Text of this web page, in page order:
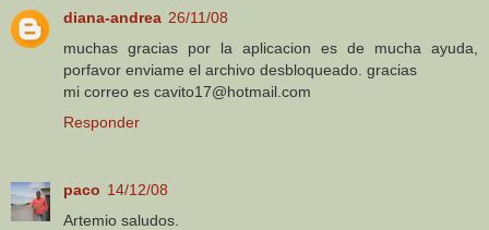
diana-andrea 26/11/08
muchas gracias por la aplicacion es de mucha ayuda,
porfavor enviame el archivo desbloqueado. gracias
mi correo es cavito17@hotmail.com
Responder
paco 14/12/08
Artemio saludos.